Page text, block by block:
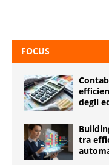
FOCUS
degli
tra